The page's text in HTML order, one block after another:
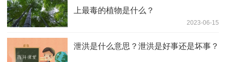
上最毒的植物是什么？
2023-06-15
泄洪是什么意思？泄洪是好事还是坏事？